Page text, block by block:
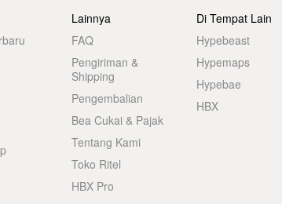
Lainnya
FAQ
Pengiriman &
Shipping
Pengembalian
Bea Cukai & Pajak
Tentang Kami
Toko Ritel
HBX Pro
Di Tempat Lain
Hypebeast
Hypemaps
Hypebae
HBX